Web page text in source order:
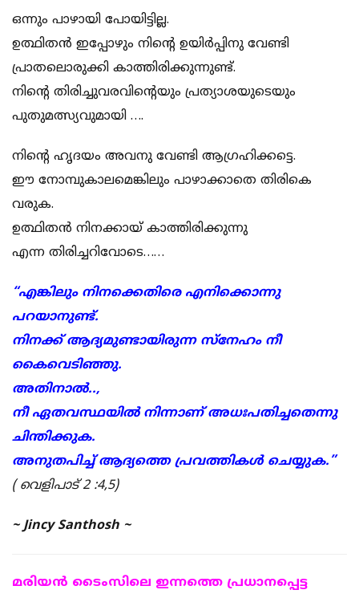
ഒന്നും പാഴായി പോയിട്ടില്ല.
ഉത്ഥിതൻ ഇപ്പോഴും നിൻ്റെ ഉയിർപ്പിനു വേണ്ടി
പ്രാതലൊരുക്കി കാത്തിരിക്കുന്നുണ്ട്.
നിൻ്റെ തിരിച്ചുവരവിൻ്റെയും പ്രത്യാശയുടെയും
പുതുമത്സ്യവുമായി ….
നിൻ്റെ ഹൃദയം അവനു വേണ്ടി ആഗ്രഹിക്കട്ടെ.
ഈ നോമ്പുകാലമെങ്കിലും പാഴാക്കാതെ തിരികെ
വരുക.
ഉത്ഥിതൻ നിനക്കായ് കാത്തിരിക്കുന്നു
എന്ന തിരിച്ചറിവോടെ……
“എങ്കിലും നിനക്കെതിരെ എനിക്കൊന്നു
പറയാനുണ്ട്.
നിനക്ക് ആദ്യമുണ്ടായിരുന്ന സ്നേഹം നീ
കൈവെടിഞ്ഞു.
അതിനാൽ..,
നീ ഏതവസ്ഥയിൽ നിന്നാണ് അധഃപതിച്ചതെന്നു
ചിന്തിക്കുക.
അനുതപിച്ച് ആദ്യത്തെ പ്രവത്തികൾ ചെയ്യുക.”
( വെളിപാട് 2 :4,5)
~ Jincy Santhosh ~
മരിയന്‍ ടൈംസിലെ ഇന്നത്തെ പ്രധാനപ്പെട്ട